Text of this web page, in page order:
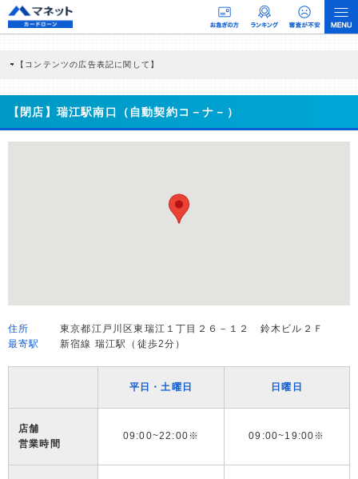
【コンテンツの広告表記に関して】
商品を根拠なくPRするものではなく、当編集部の調査／ユーザーへの口コミ収集な
どに基づき、公平性を担保した情報提供を行っています。
>提携企業一覧
【閉店】瑞江駅南口（自動契約コ－ナ－）
住所
東京都江戸川区東瑞江１丁目２６－１２ 鈴木ビル２Ｆ
最寄駅
新宿線 瑞江駅（徒歩2分）
平日・土曜日 日曜日
店舗
営業時間
09:00~22:00※ 09:00~19:00※